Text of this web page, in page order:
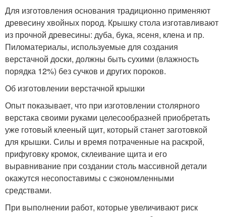
Для изготовления основания традиционно применяют
древесину хвойных пород. Крышку стола изготавливают
из прочной древесины: дуба, бука, ясеня, клена и пр.
Пиломатериалы, используемые для создания
верстачной доски, должны быть сухими (влажность
порядка 12%) без сучков и других пороков.
Об изготовлении верстачной крышки
Опыт показывает, что при изготовлении столярного
верстака своими руками целесообразней приобретать
уже готовый клееный щит, который станет заготовкой
для крышки. Силы и время потраченные на раскрой,
прифуговку кромок, склеивание щита и его
выравнивание при создании столь массивной детали
окажутся несопоставимы с сэкономленными
средствами.
При выполнении работ, которые увеличивают риск